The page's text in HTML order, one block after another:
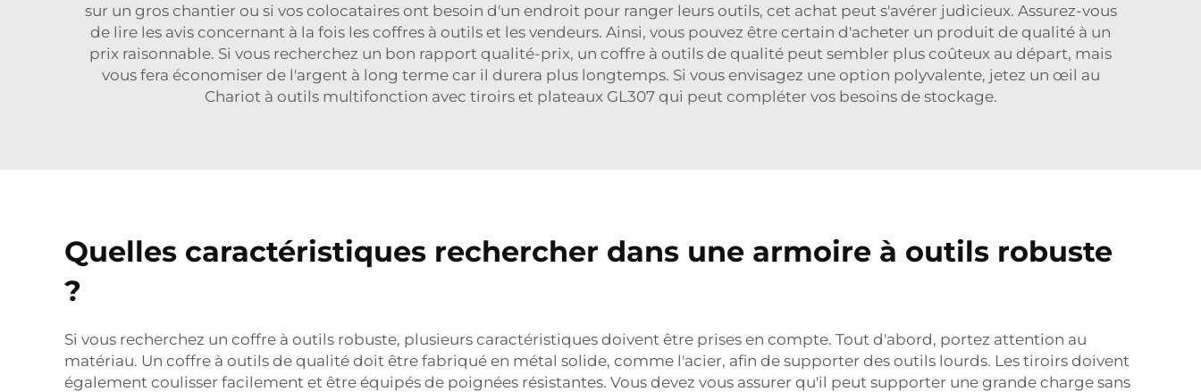
sur un gros chantier ou si vos colocataires ont besoin d'un endroit pour ranger leurs outils, cet achat peut s'avérer judicieux. Assurez-vous
de lire les avis concernant à la fois les coffres à outils et les vendeurs. Ainsi, vous pouvez être certain d'acheter un produit de qualité à un
prix raisonnable. Si vous recherchez un bon rapport qualité-prix, un coffre à outils de qualité peut sembler plus coûteux au départ, mais
vous fera économiser de l'argent à long terme car il durera plus longtemps. Si vous envisagez une option polyvalente, jetez un œil au
Chariot à outils multifonction avec tiroirs et plateaux GL307 qui peut compléter vos besoins de stockage.
Quelles caractéristiques rechercher dans une armoire à outils robuste
?
Si vous recherchez un coffre à outils robuste, plusieurs caractéristiques doivent être prises en compte. Tout d'abord, portez attention au
matériau. Un coffre à outils de qualité doit être fabriqué en métal solide, comme l'acier, afin de supporter des outils lourds. Les tiroirs doivent
également coulisser facilement et être équipés de poignées résistantes. Vous devez vous assurer qu'il peut supporter une grande charge sans